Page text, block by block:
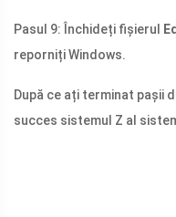
Pasul 9: Închideți fișierul
reporniți Windows.
După ce ați terminat pașii
succes sistemul Z al